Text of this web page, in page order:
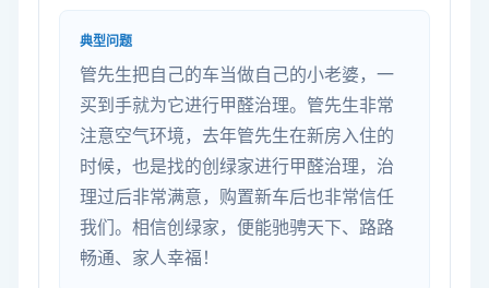
典型问题
管先生把自己的车当做自己的小老婆，一
买到手就为它进行甲醛治理。管先生非常
注意空气环境，去年管先生在新房入住的
时候，也是找的创绿家进行甲醛治理，治
理过后非常满意，购置新车后也非常信任
我们。相信创绿家，便能驰骋天下、路路
畅通、家人幸福！